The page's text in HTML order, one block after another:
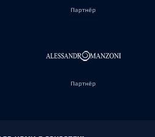
Партнёр
Партнёр